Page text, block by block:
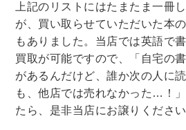
趣味・スポーツ
自転車・サイクリング 釣り
他スポーツ
登山・ハイキン
資格検定・辞書辞典
公務員・教員採用試験
医療
上記のリストにはたまたま一冊
が、買い取らせていただいた本
もありました。当店では英語で
買取が可能ですので、「自宅の
があるんだけど、誰か次の人に
も、他店では売れなかった…！
たら、是非当店にお譲りください